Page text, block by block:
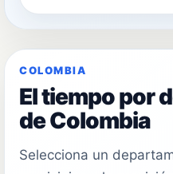
COLOMBIA
El tiempo por
de Colombia
Selecciona un